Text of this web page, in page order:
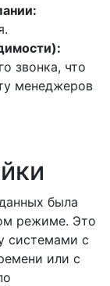
звонка, что
менеджеров
была
режиме. Это
системами с
или с